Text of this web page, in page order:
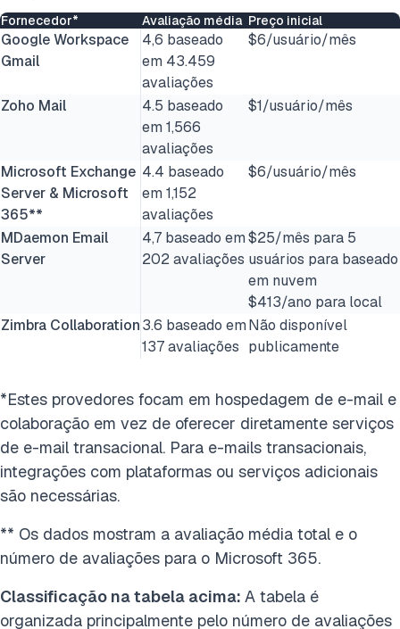
Fornecedor* Avaliação média Preço inicial
Google Workspace
Gmail
4,6 baseado
em 43.459
avaliações
$6/usuário/mês
Zoho Mail
4.5 baseado
em 1,566
avaliações
$1/usuário/mês
Microsoft Exchange
Server & Microsoft
365**
4.4 baseado
em 1,152
avaliações
$6/usuário/mês
MDaemon Email
Server
4,7 baseado em
202 avaliações
$25/mês para 5
usuários para baseado
em nuvem
$413/ano para local
Zimbra Collaboration3.6 baseado em
137 avaliações
Não disponível
publicamente
*Estes provedores focam em hospedagem de e-mail e
colaboração em vez de oferecer diretamente serviços
de e-mail transacional. Para e-mails transacionais,
integrações com plataformas ou serviços adicionais
são necessárias.
** Os dados mostram a avaliação média total e o
número de avaliações para o Microsoft 365.
Classificação na tabela acima: A tabela é
organizada principalmente pelo número de avaliações